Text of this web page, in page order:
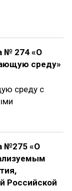
№ 274 «О
среду»
среду с
№275 «О
Российской